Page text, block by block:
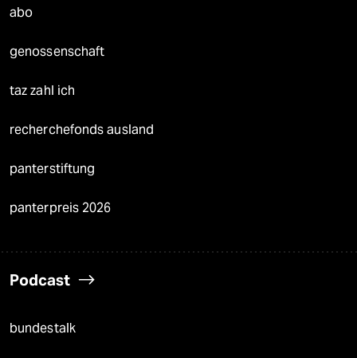
abo
genossenschaft
taz zahl ich
recherchefonds ausland
panterstiftung
panterpreis 2026
Podcast
bundestalk